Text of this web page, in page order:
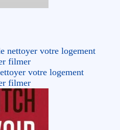
nettoyer votre logement
filmer
votre logement
filmer